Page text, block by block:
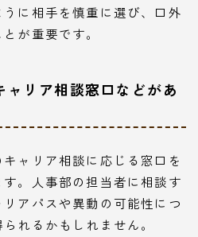
に相手を慎重に選び、口外
が重要です。
ャリア相談窓口などがあ
ャリア相談に応じる窓口を
。人事部の担当者に相談す
アパスや異動の可能性につ
れるかもしれません。